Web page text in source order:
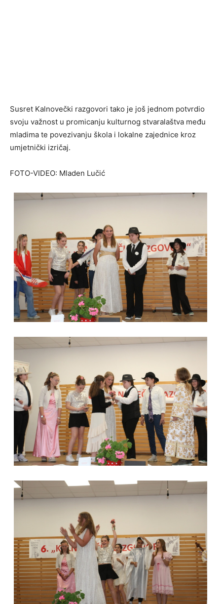
Susret Kalnovečki razgovori tako je još jednom potvrdio
svoju važnost u promicanju kulturnog stvaralaštva među
mladima te povezivanju škola i lokalne zajednice kroz
umjetnički izričaj.
FOTO-VIDEO: Mladen Lučić